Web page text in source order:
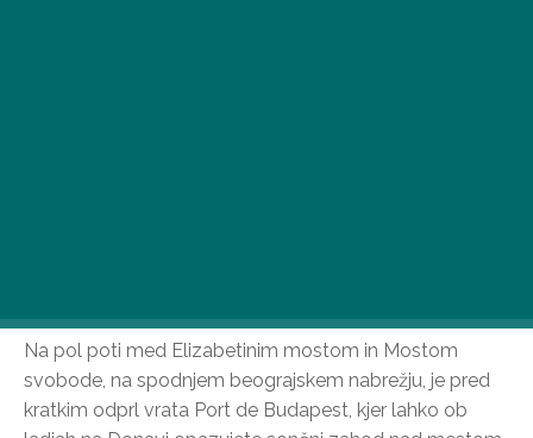
Na pol poti med Elizabetinim mostom in Mostom
svobode, na spodnjem beograjskem nabrežju, je pred
kratkim odprl vrata Port de Budapest, kjer lahko ob